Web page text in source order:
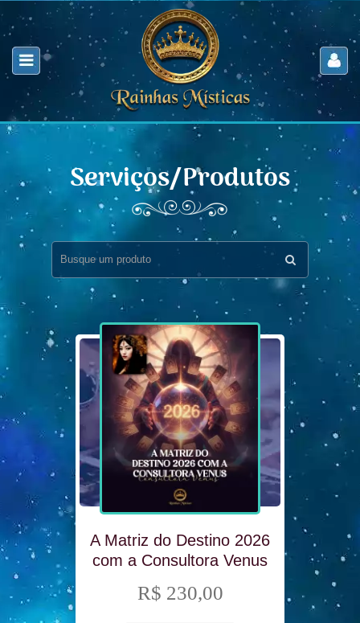
Serviços/Produtos
A Matriz do Destino 2026
com a Consultora Venus
R$ 230,00